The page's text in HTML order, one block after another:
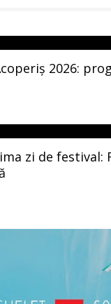
2026:
zi de festival: